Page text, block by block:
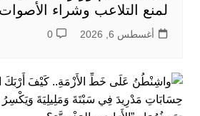
لمنع التلاعب وشراء
أغسطس 6, 2026 0